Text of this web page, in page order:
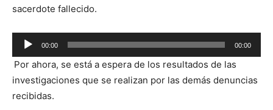
sacerdote fallecido.
Reproductor
de
audio
00:00 00:00
Por ahora, se está a espera de los resultados de las
investigaciones que se realizan por las demás denuncias
recibidas.